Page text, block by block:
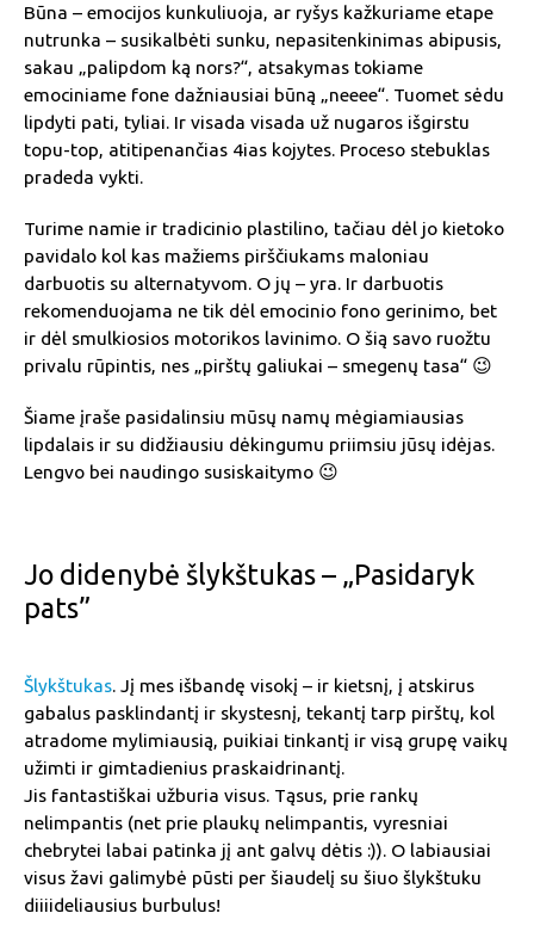
Būna – emocijos kunkuliuoja, ar ryšys kažkuriame etape
nutrunka – susikalbėti sunku, nepasitenkinimas abipusis,
sakau „palipdom ką nors?“, atsakymas tokiame
emociniame fone dažniausiai būną „neeee“. Tuomet sėdu
lipdyti pati, tyliai. Ir visada visada už nugaros išgirstu
topu-top, atitipenančias 4ias kojytes. Proceso stebuklas
pradeda vykti.
Turime namie ir tradicinio plastilino, tačiau dėl jo kietoko
pavidalo kol kas mažiems pirščiukams maloniau
darbuotis su alternatyvom. O jų – yra. Ir darbuotis
rekomenduojama ne tik dėl emocinio fono gerinimo, bet
ir dėl smulkiosios motorikos lavinimo. O šią savo ruožtu
privalu rūpintis, nes „pirštų galiukai – smegenų tasa“ 😉
Šiame įraše pasidalinsiu mūsų namų mėgiamiausias
lipdalais ir su didžiausiu dėkingumu priimsiu jūsų idėjas.
Lengvo bei naudingo susiskaitymo 😉
Jo didenybė šlykštukas – „Pasidaryk
pats”
Šlykštukas. Jį mes išbandę visokį – ir kietsnį, į atskirus
gabalus pasklindantį ir skystesnį, tekantį tarp pirštų, kol
atradome mylimiausią, puikiai tinkantį ir visą grupę vaikų
užimti ir gimtadienius praskaidrinantį.
Jis fantastiškai užburia visus. Tąsus, prie rankų
nelimpantis (net prie plaukų nelimpantis, vyresniai
chebrytei labai patinka jį ant galvų dėtis :)). O labiausiai
visus žavi galimybė pūsti per šiaudelį su šiuo šlykštuku
diiiideliausius burbulus!